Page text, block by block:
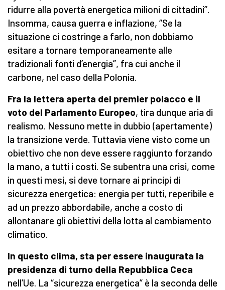
ridurre alla povertà energetica milioni di cittadini”.
Insomma, causa guerra e inflazione, “Se la
situazione ci costringe a farlo, non dobbiamo
esitare a tornare temporaneamente alle
tradizionali fonti d’energia”, fra cui anche il
carbone, nel caso della Polonia.
Fra la lettera aperta del premier polacco e il
voto del Parlamento Europeo, tira dunque aria di
realismo. Nessuno mette in dubbio (apertamente)
la transizione verde. Tuttavia viene visto come un
obiettivo che non deve essere raggiunto forzando
la mano, a tutti i costi. Se subentra una crisi, come
in questi mesi, si deve tornare ai principi di
sicurezza energetica: energia per tutti, reperibile e
ad un prezzo abbordabile, anche a costo di
allontanare gli obiettivi della lotta al cambiamento
climatico.
In questo clima, sta per essere inaugurata la
presidenza di turno della Repubblica Ceca
nell’Ue. La “sicurezza energetica” è la seconda delle